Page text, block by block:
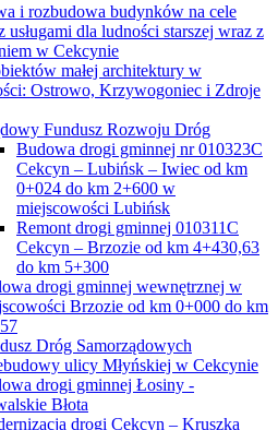
i rozbudowa budynków na cele
usługami dla ludności starszej wraz z
w Cekcynie
małej architektury w
Ostrowo, Krzywogoniec i Zdroje
Fundusz Rozwoju Dróg
Budowa drogi gminnej nr 010323C
Cekcyn – Lubińsk – Iwiec od km
0+024 do km 2+600 w
miejscowości Lubińsk
Remont drogi gminnej 010311C
Cekcyn – Brzozie od km 4+430,63
do km 5+300
drogi gminnej wewnętrznej w
Brzozie od km 0+000 do km
Dróg Samorządowych
ulicy Młyńskiej w Cekcynie
drogi gminnej Łosiny -
Błota
drogi Cekcyn – Kruszka